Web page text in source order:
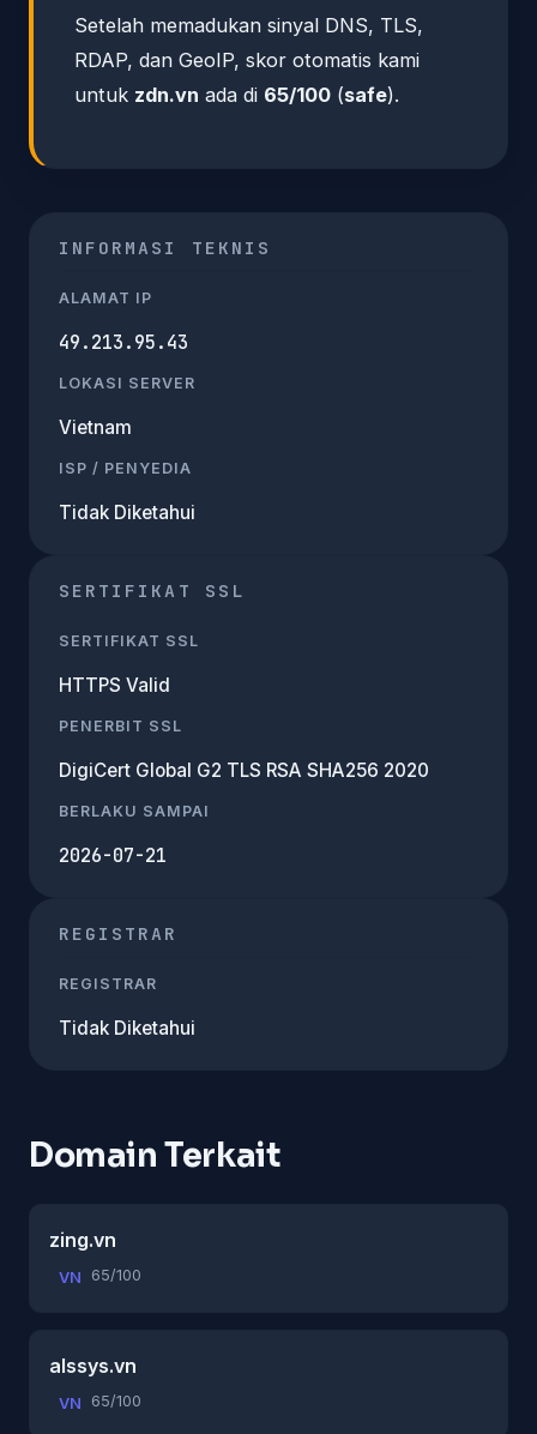
Setelah memadukan sinyal DNS, TLS,
RDAP, dan GeoIP, skor otomatis kami
untuk zdn.vn ada di 65/100 (safe).
INFORMASI TEKNIS
ALAMAT IP
49.213.95.43
LOKASI SERVER
Vietnam
ISP / PENYEDIA
Tidak Diketahui
SERTIFIKAT SSL
SERTIFIKAT SSL
HTTPS Valid
PENERBIT SSL
DigiCert Global G2 TLS RSA SHA256 2020
BERLAKU SAMPAI
2026-07-21
REGISTRAR
REGISTRAR
Tidak Diketahui
Domain Terkait
zing.vn
VN 65/100
alssys.vn
VN 65/100